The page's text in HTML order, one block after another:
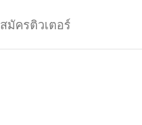
สมัครติวเตอร์